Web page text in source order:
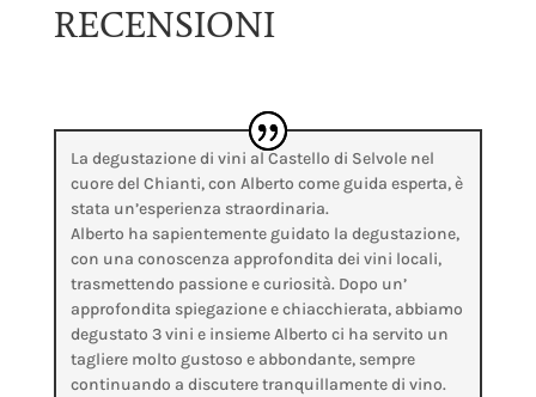
RECENSIONI
La degustazione di vini al Castello di Selvole nel
cuore del Chianti, con Alberto come guida esperta, è
stata un’esperienza straordinaria.
Alberto ha sapientemente guidato la degustazione,
con una conoscenza approfondita dei vini locali,
trasmettendo passione e curiosità. Dopo un’
approfondita spiegazione e chiacchierata, abbiamo
degustato 3 vini e insieme Alberto ci ha servito un
tagliere molto gustoso e abbondante, sempre
continuando a discutere tranquillamente di vino.